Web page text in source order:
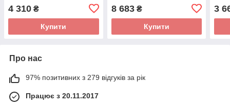
4 310 ₴
Купити
8 683₴
Купити
3
Про нас
97% позитивних з 279 відгуків за рік
Працює з 20.11.2017